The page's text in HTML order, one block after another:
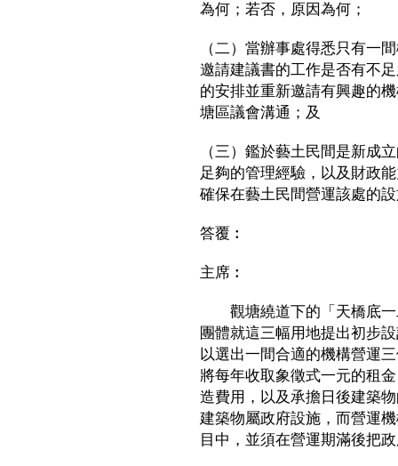
為何；若否，原因為何；
（二）當辦事處得悉只有一
邀請建議書的工作是否有不
的安排並重新邀請有興趣的
塘區議會溝通；及
（三）鑑於藝土民間是新成
足夠的管理經驗，以及財政
確保在藝土民間營運該處的
答覆︰
主席︰
觀塘繞道下的「天橋底一
團體就這三幅用地提出初步
以選出一間合適的機構營運
將每年收取象徵式一元的租
造費用，以及承擔日後建築
建築物屬政府設施，而營運
目中，並須在營運期滿後把